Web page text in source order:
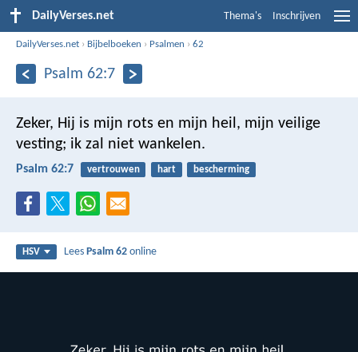
DailyVerses.net Thema's Inschrijven
DailyVerses.net › Bijbelboeken › Psalmen ›62
Psalm 62:7
Zeker, Hij is mijn rots en mijn heil, mijn veilige
vesting; ik zal niet wankelen.
Psalm 62:7 vertrouwen hart bescherming
HSV LeesPsalm 62 online